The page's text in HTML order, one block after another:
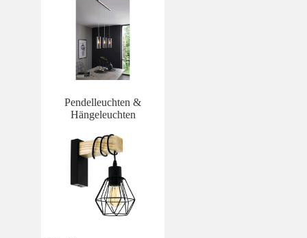
Pendelleuchten &
Hängeleuchten